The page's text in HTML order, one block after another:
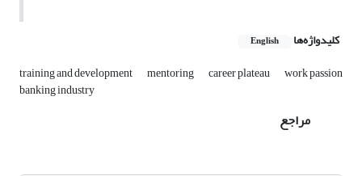
کلیدواژه‌ها English
training and development mentoring career plateau work passion
banking industry
مراجع